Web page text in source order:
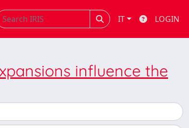
IT LOGIN
influence the